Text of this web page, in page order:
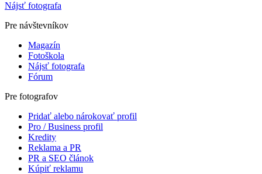
Nájsť fotografa
Pre návštevníkov
Magazín
Fotoškola
Nájsť fotografa
Fórum
Pre fotografov
Pridať alebo nárokovať profil
Pro / Business profil
Kredity
Reklama a PR
PR a SEO článok
Kúpiť reklamu